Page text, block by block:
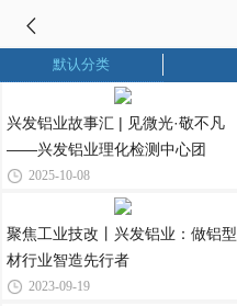
默认分类
兴发铝业故事汇 | 见微光·敬不凡
——兴发铝业理化检测中心团
2025-10-08
聚焦工业技改丨兴发铝业：做铝型
材行业智造先行者
2023-09-19